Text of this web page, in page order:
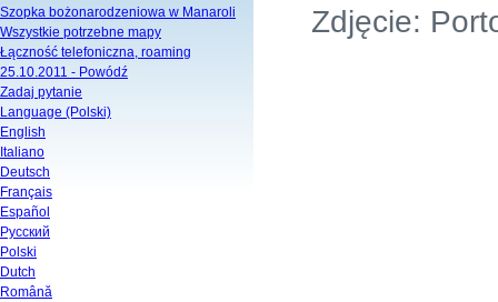
Szopka bożonarodzeniowa w Manaroli
Wszystkie potrzebne mapy
Łączność telefoniczna, roaming
25.10.2011 - Powódź
Zadaj pytanie
Language (Polski)
English
Italiano
Deutsch
Français
Español
Русский
Polski
Dutch
Română
Zdjęcie: